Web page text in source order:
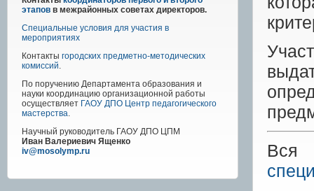
этапов в межрайонных советах директоров.
Специальные условия для участия в
мероприятиях
Контакты городских предметно-методических
комиссий.
По поручению Департамента образования и
науки координацию организационной работы
осуществляет ГАОУ ДПО Центр педагогического
мастерства.
Научный руководитель ГАОУ ДПО ЦПМ
Иван Валериевич Ященко
iv@mosolymp.ru
Вся